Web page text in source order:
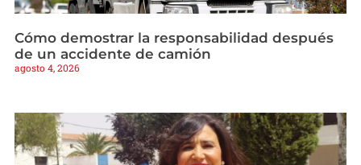
Cómo demostrar la responsabilidad después
de un accidente de camión
agosto 4, 2026